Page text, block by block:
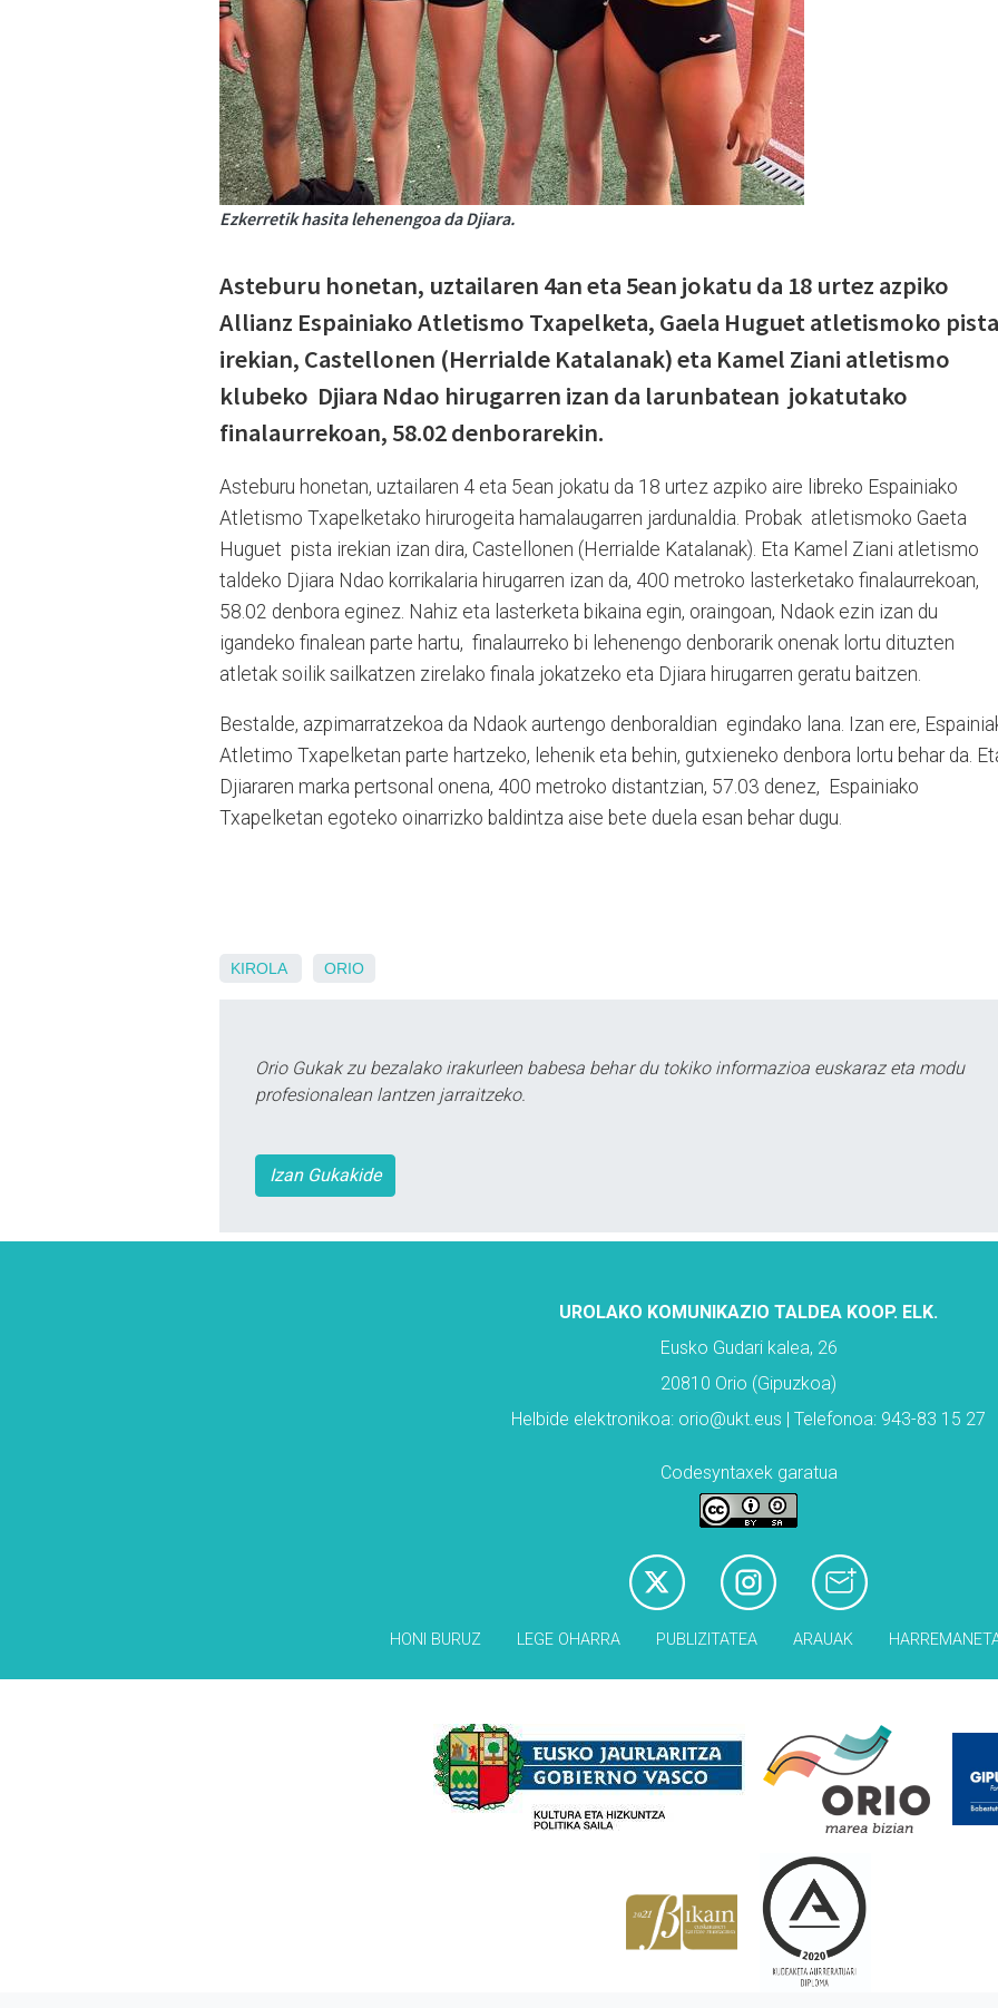
Ezkerretik hasita lehenengoa da Djiara.
Asteburu honetan, uztailaren 4an eta 5ean jokatu da 18 urtez azpiko
Allianz Espainiako Atletismo Txapelketa, Gaela Huguet atletismoko
irekian, Castellonen (Herrialde Katalanak) eta Kamel Ziani atletismo
klubeko Djiara Ndao hirugarren izan da larunbatean jokatutako
finalaurrekoan, 58.02 denborarekin.
Asteburu honetan, uztailaren 4 eta 5ean jokatu da 18 urtez azpiko aire libreko Espainiako
Atletismo Txapelketako hirurogeita hamalaugarren jardunaldia. Probak atletismoko Gaeta
Huguet pista irekian izan dira, Castellonen (Herrialde Katalanak). Eta Kamel Ziani atletismo
taldeko Djiara Ndao korrikalaria hirugarren izan da, 400 metroko lasterketako finalaurrekoan,
58.02 denbora eginez. Nahiz eta lasterketa bikaina egin, oraingoan, Ndaok ezin izan du
igandeko finalean parte hartu, finalaurreko bi lehenengo denborarik onenak lortu dituzten
atletak soilik sailkatzen zirelako finala jokatzeko eta Djiara hirugarren geratu baitzen.
Bestalde, azpimarratzekoa da Ndaok aurtengo denboraldian egindako lana. Izan ere,
Atletimo Txapelketan parte hartzeko, lehenik eta behin, gutxieneko denbora lortu behar da.
Djiararen marka pertsonal onena, 400 metroko distantzian, 57.03 denez, Espainiako
Txapelketan egoteko oinarrizko baldintza aise bete duela esan behar dugu.
KIROLA ORIO
Orio Gukak zu bezalako irakurleen babesa behar du tokiko informazioa euskaraz eta modu
profesionalean lantzen jarraitzeko.
Izan Gukakide
UROLAKO KOMUNIKAZIO TALDEA KOOP. ELK.
Eusko Gudari kalea, 26
20810 Orio (Gipuzkoa)
Helbide elektronikoa: orio@ukt.eus | Telefonoa: 943-83 15 27
Codesyntaxek garatua
HONI BURUZ LEGE OHARRA PUBLIZITATEA ARAUAK